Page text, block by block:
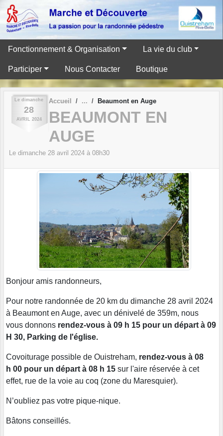
Fonctionnement & Organisation La vie du club
Participer Nous Contacter Boutique
Le dimanche
28
AVRIL 2024
Accueil Beaumont en Auge
BEAUMONT EN
AUGE
Le dimanche 28 avril 2024 à 08h30
Bonjour amis randonneurs,
Pour notre randonnée de 20 km du dimanche 28 avril 2024
à Beaumont en Auge, avec un dénivelé de 359m, nous
vous donnons rendez-vous à 09 h 15 pour un départ à 09
H 30, Parking de l'église.
Covoiturage possible de Ouistreham, rendez-vous à 08
h 00 pour un départ à 08 h 15 sur l'aire réservée à cet
effet, rue de la voie au coq (zone du Maresquier).
N’oubliez pas votre pique-nique.
Bâtons conseillés.
Panneau de gestion des cookies